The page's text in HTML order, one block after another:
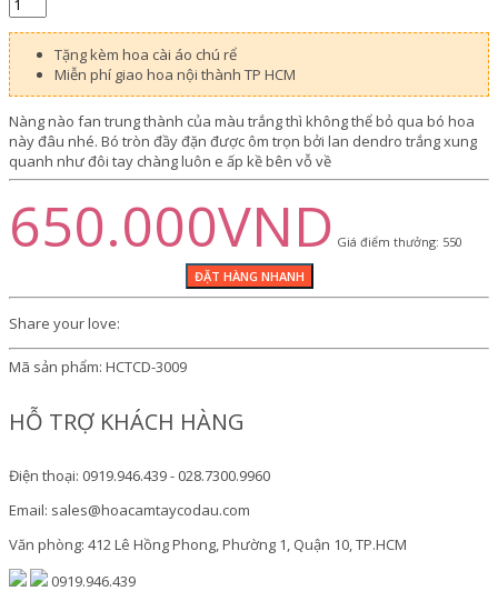
Tặng kèm hoa cài áo chú rể
Miễn phí giao hoa nội thành TP HCM
Nàng nào fan trung thành của màu trắng thì không thể bỏ qua bó hoa
này đâu nhé. Bó tròn đầy đặn được ôm trọn bởi lan dendro trắng xung
quanh như đôi tay chàng luôn e ấp kề bên vỗ về
650.000VND Giá điểm thưởng: 550
Share your love:
Mã sản phẩm: HCTCD-3009
HỖ TRỢ KHÁCH HÀNG
Điện thoại: 0919.946.439 - 028.7300.9960
Email: sales@hoacamtaycodau.com
Văn phòng: 412 Lê Hồng Phong, Phường 1, Quận 10, TP.HCM
0919.946.439